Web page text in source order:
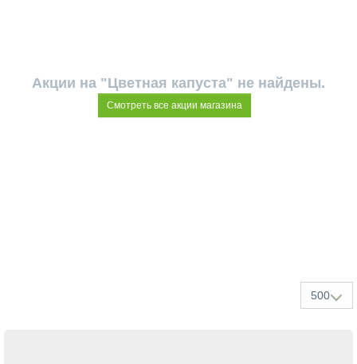
Акции на "Цветная капуста" не найдены.
Смотреть все акции магазина
500